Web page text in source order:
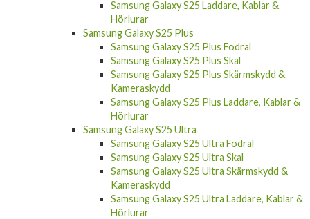
Samsung Galaxy S25 Laddare, Kablar &
Hörlurar
Samsung Galaxy S25 Plus
Samsung Galaxy S25 Plus Fodral
Samsung Galaxy S25 Plus Skal
Samsung Galaxy S25 Plus Skärmskydd &
Kameraskydd
Samsung Galaxy S25 Plus Laddare, Kablar &
Hörlurar
Samsung Galaxy S25 Ultra
Samsung Galaxy S25 Ultra Fodral
Samsung Galaxy S25 Ultra Skal
Samsung Galaxy S25 Ultra Skärmskydd &
Kameraskydd
Samsung Galaxy S25 Ultra Laddare, Kablar &
Hörlurar